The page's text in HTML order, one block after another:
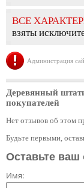
ВСЕ
взяты
Администрация
Деревянный
покупателей
Нет отзывов об этом
Будьте первыми,
Оставьте ваш
Имя: